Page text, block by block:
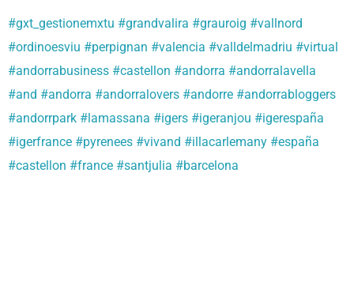
#gxt_gestionemxtu #grandvalira #grauroig #vallnord
#ordinoesviu #perpignan #valencia #valldelmadriu #virtual
#andorrabusiness #castellon #andorra #andorralavella
#and #andorra #andorralovers #andorre #andorrabloggers
#andorrpark #lamassana #igers #igeranjou #igerespaña
#igerfrance #pyrenees #vivand #illacarlemany #españa
#castellon #france #santjulia #barcelona